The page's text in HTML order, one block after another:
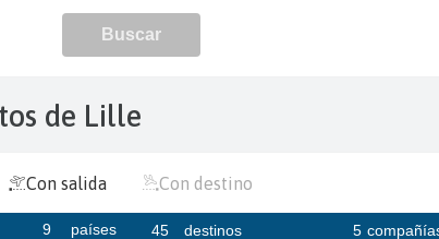
de Lille
Con salida Con destino